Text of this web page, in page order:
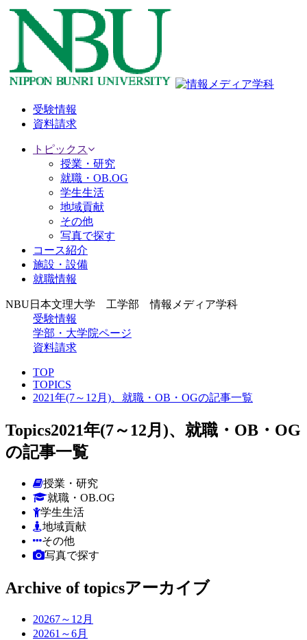
受験情報
資料請求
トピックス
授業・研究
就職・OB.OG
学生生活
地域貢献
その他
写真で探す
コース紹介
施設・設備
就職情報
NBU日本文理大学 工学部 情報メディア学科
受験情報
学部・大学院ページ
資料請求
TOP
TOPICS
2021年(7～12月)、就職・OB・OGの記事一覧
Topics2021年(7～12月)、就職・OB・OG
の記事一覧
授業・研究
就職・OB.OG
学生生活
地域貢献
その他
写真で探す
Archive of topicsアーカイブ
20267～12月
20261～6月